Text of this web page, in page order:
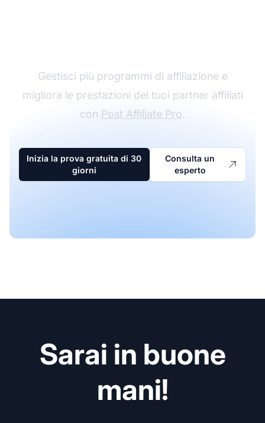
Gestisci più programmi di affiliazione e
migliora le prestazioni dei tuoi partner affiliati
con Post Affiliate Pro.
Inizia la prova gratuita di 30
giorni
Consulta un
esperto
Sarai in buone
mani!